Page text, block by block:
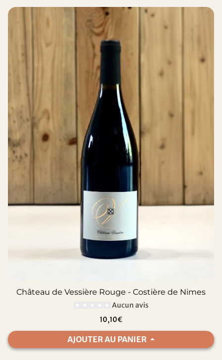
Château de Vessière Rouge - Costière de Nimes
Aucun avis
10,10€
AJOUTER AU PANIER